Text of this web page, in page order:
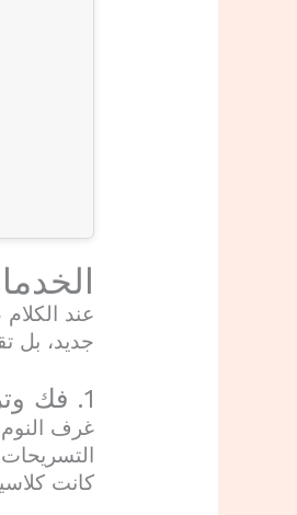
عند
جديد، بل
1. فك وتركيب غرف النوم
غرف النوم
كانت